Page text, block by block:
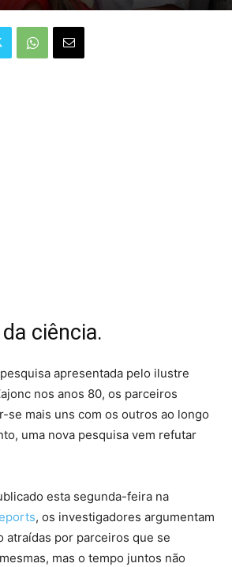
ciência.
apresentada pelo ilustre
nos anos 80, os parceiros
se mais uns com os outros ao longo
uma nova pesquisa vem refutar
esta segunda-feira na
, os investigadores argumentam
atraídas por parceiros que se
mas o tempo juntos não